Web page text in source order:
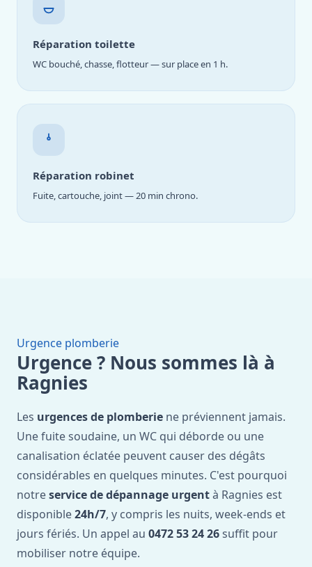
Réparation toilette
WC bouché, chasse, flotteur — sur place en 1 h.
Réparation robinet
Fuite, cartouche, joint — 20 min chrono.
Urgence plomberie
Urgence ? Nous sommes là à
Ragnies
Les urgences de plomberie ne préviennent jamais.
Une fuite soudaine, un WC qui déborde ou une
canalisation éclatée peuvent causer des dégâts
considérables en quelques minutes. C'est pourquoi
notreservice de dépannage urgentà Ragnies est
disponible24h/7, y compris les nuits, week-ends et
jours fériés. Un appel au 0472 53 24 26 suffit pour
mobiliser notre équipe.